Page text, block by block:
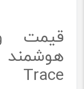
قیمت
Trace